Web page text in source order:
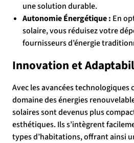
une solution durable.
Autonomie Énergétique : En
solaire, vous réduisez votre
fournisseurs d’énergie
Innovation et
Avec les avancées technologiques
domaine des énergies
solaires sont devenus plus
esthétiques. Ils s’intègrent
types d’habitations, offrant ainsi